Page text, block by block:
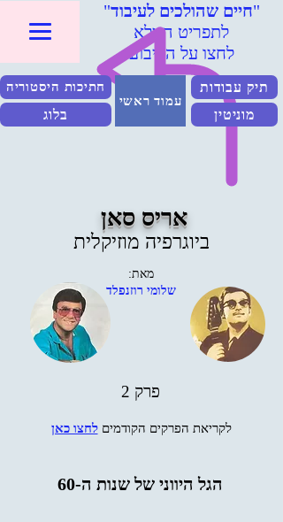
"חיים שהולכים לעיבוד"
לתפריט המלא
לחצו על הריבוע
חתיכות היסטוריה
בלוג
עמוד ראשי
תיק עבודות
מוניטין
אריס סאן
ביוגרפיה מוזיקלית
מאת:
שלומי רוזנפלד
פרק 2
לקריאת הפרקים הקודמיםלחצו כאן
הגל היווני של שנות ה-60